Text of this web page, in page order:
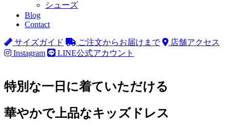
シューズ
Blog
Contact
サイズガイド ご注文からお届けまで
店舗アクセス
Instagram
LINE公式アカウント
特別な一日に着ていただける
華やかで上品なキッズドレス